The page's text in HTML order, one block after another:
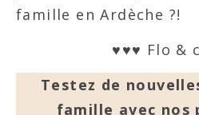
famille en Ardèche ?!
♥♥♥ Flo &
Testez de
famille avec nos